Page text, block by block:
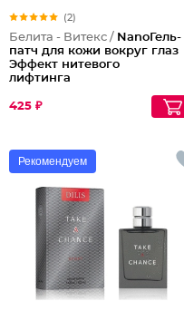
(2)
Белита - Витекс / NanoГель-
патч для кожи вокруг глаз
Эффект нитевого
лифтинга
425 ₽
Рекомендуем